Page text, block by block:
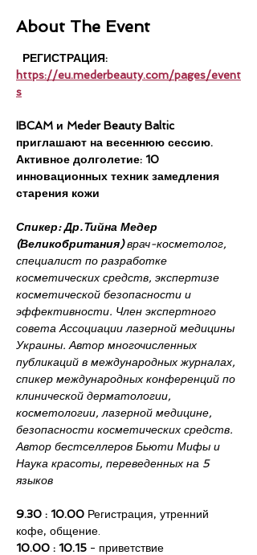
About The Event
РЕГИСТРАЦИЯ:
https://eu.mederbeauty.com/pages/event
s
IBCAM и Meder Beauty Baltic
приглашают на весеннюю сессию.
Активное долголетие: 10
инновационных техник замедления
старения кожи
Спикер: Др.Tийна Медер
(Великобритания) врач-косметолог,
специалист по разработке
косметических средств, экспертизе
косметической безопасности и
эффективности. Член экспертного
совета Ассоциации лазерной медицины
Украины. Автор многочисленных
публикаций в международных журналах,
спикер международных конференций по
клинической дерматологии,
косметологии, лазерной медицине,
безопасности косметических средств.
Автор бестселлеров Бьюти Мифы и
Наука красоты, переведенных на 5
языков
9.30 : 10.00 Регистрация, утренний
кофе, общение.
10.00 : 10.15 - приветствие